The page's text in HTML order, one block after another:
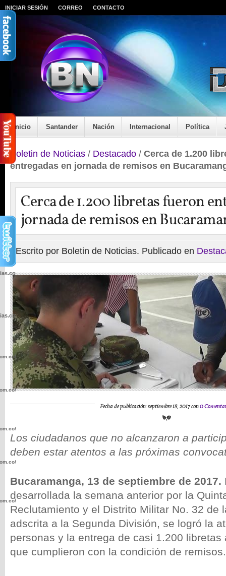
INICIAR SESIÓN CORREO CONTACTO
Inicio Santander Nación Internacional Política
Boletin de Noticias / Destacado / Cerca de 1.200
entregadas en jornada de remisos en
Cerca de 1.200 libretas fueron
jornada de remisos en
Escrito por Boletin de Noticias. Publicado en
Fecha de publicación: septiembre 18, 2017 con0
Los ciudadanos que no alcanzaron a
deben estar atentos a las próximas
Bucaramanga, 13 de septiembre de 2017.
desarrollada la semana anterior por la
Reclutamiento y el Distrito Militar No. 32 de
adscrita a la Segunda División, se logró la
personas y la entrega de casi 1.200 libretas
que cumplieron con la condición de remisos.
wp-
wp-
wp-
wp-
wp-
wp-
wp-